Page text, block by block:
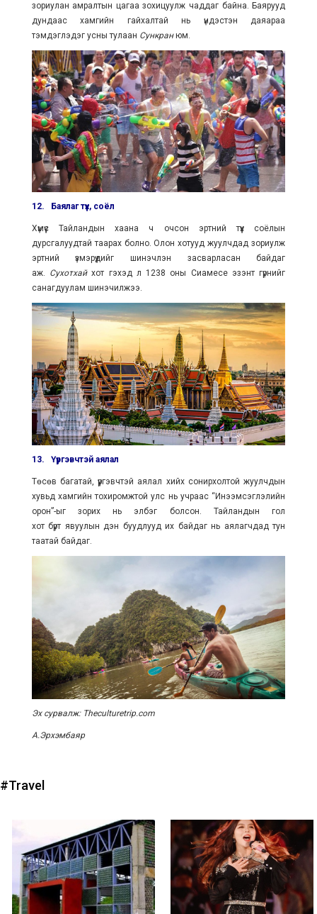
зориулан амралтын цагаа зохицуулж чаддаг байна. Баярууд
дундаас хамгийн гайхалтай нь үндэстэн даяараа
тэмдэглэдэг усны тулаан Сункранюм.
12. Баялаг түүх, соёл
Хүмүүс Тайландын хаана ч очсон эртний түүх соёлын
дурсгалуудтай таарах болно. Олон хотууд жуулчдад зориулж
эртний үзмэрүүдийг шинэчлэн засварласан байдаг
аж. Сухотхайхот гэхэд л 1238 оны Сиамесе эзэнт гүрнийг
санагдуулам шинэчилжээ.
13. Үүргэвчтэй аялал
Төсөв багатай, үүргэвчтэй аялал хийх сонирхолтой жуулчдын
хувьд хамгийн тохиромжтой улс нь учраас “Инээмсэглэлийн
орон”-ыг зорих нь элбэг болсон. Тайландын гол
хот бүрт явуулын дэн буудлууд их байдаг нь аялагчдад тун
таатай байдаг.
Эх сурвалж: Theculturetrip.com
А.Эрхэмбаяр
#Travel